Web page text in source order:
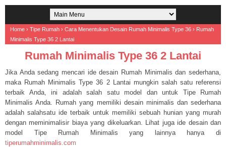
Home › Tipe Rumah › Cara Menentukan Desain Rumah Minimalis Type 36 › Rumah
Minimalis Type 36 2 Lantai
Rumah Minimalis Type 36 2 Lantai
Jika Anda sedang mencari ide desain Rumah Minimalis dan sederhana,
maka Rumah Minimalis Type 36 2 Lantai mungkin salah satu referensi
terbaik Anda, ini adalah salah satu model dan untuk Tipe Rumah
Minimalis Anda. Rumah yang memiliki desain minimalis dan sederhana
adalah salahsatu ide terbaik untuk memiliki sebuah hunian yang murah
dengan meminimalisir biaya yang dikeluarkan. Lihat juga ide desain dan
model Tipe Rumah Minimalis yang lainnya hanya di
tiperumahminimalis.com